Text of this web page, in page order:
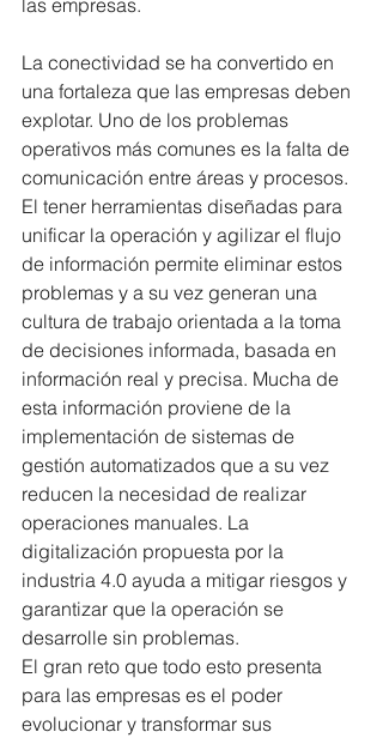
las empresas.
La conectividad se ha convertido en
una fortaleza que las empresas deben
explotar. Uno de los problemas
operativos más comunes es la falta de
comunicación entre áreas y procesos.
El tener herramientas diseñadas para
unificar la operación y agilizar el flujo
de información permite eliminar estos
problemas y a su vez generan una
cultura de trabajo orientada a la toma
de decisiones informada, basada en
información real y precisa. Mucha de
esta información proviene de la
implementación de sistemas de
gestión automatizados que a su vez
reducen la necesidad de realizar
operaciones manuales. La
digitalización propuesta por la
industria 4.0 ayuda a mitigar riesgos y
garantizar que la operación se
desarrolle sin problemas.
El gran reto que todo esto presenta
para las empresas es el poder
evolucionar y transformar sus